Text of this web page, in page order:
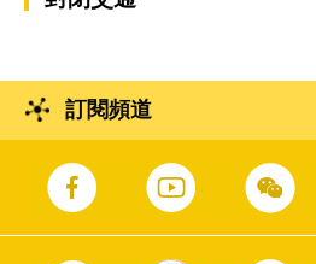
訂閱頻道